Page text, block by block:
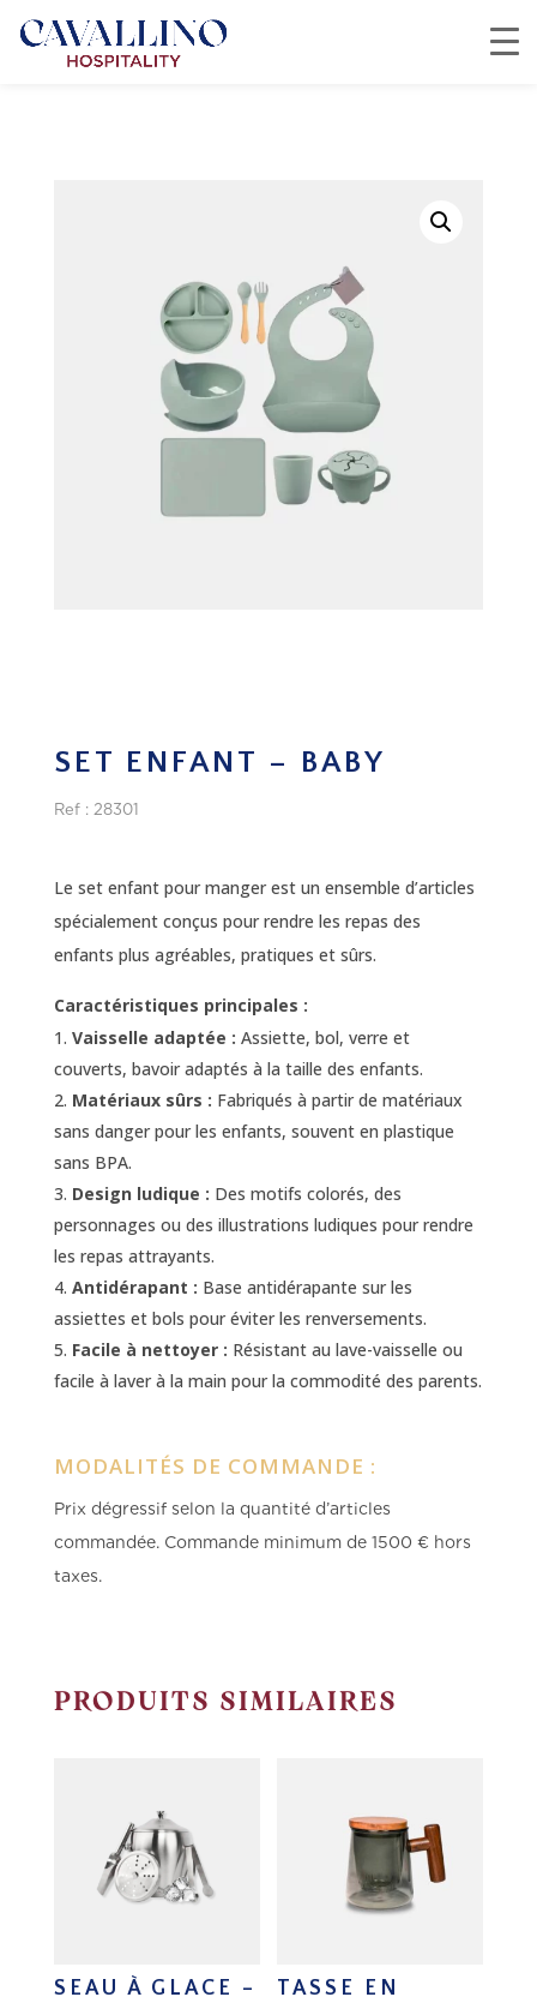
SET ENFANT – BABY
Ref : 28301
Le set enfant pour manger est un ensemble d’articles
spécialement conçus pour rendre les repas des
enfants plus agréables, pratiques et sûrs.
Caractéristiques principales :
Vaisselle adaptée : Assiette, bol, verre et
couverts, bavoir adaptés à la taille des enfants.
Matériaux sûrs : Fabriqués à partir de matériaux
sans danger pour les enfants, souvent en plastique
sans BPA.
Design ludique : Des motifs colorés, des
personnages ou des illustrations ludiques pour rendre
les repas attrayants.
Antidérapant : Base antidérapante sur les
assiettes et bols pour éviter les renversements.
Facile à nettoyer : Résistant au lave-vaisselle ou
facile à laver à la main pour la commodité des parents.
MODALITÉS DE COMMANDE :
Prix dégressif selon la quantité d’articles
commandée. Commande minimum de 1500 € hors
taxes.
PRODUITS SIMILAIRES
SEAU À GLACE –
TASSE EN